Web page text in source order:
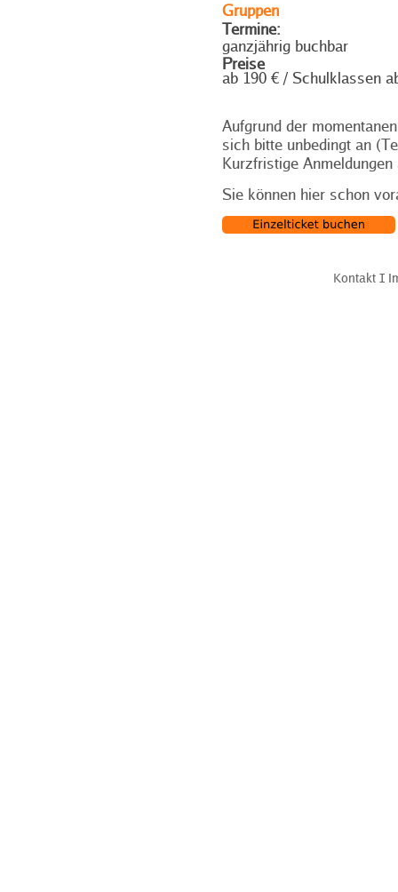
Gruppen
Termine:
ganzjährig buchbar
Preise
ab 190 € / Schulklassen
Aufgrund der
sich bitte unbedingt an
Kurzfristige
Sie können hier schon
Kontakt Ι